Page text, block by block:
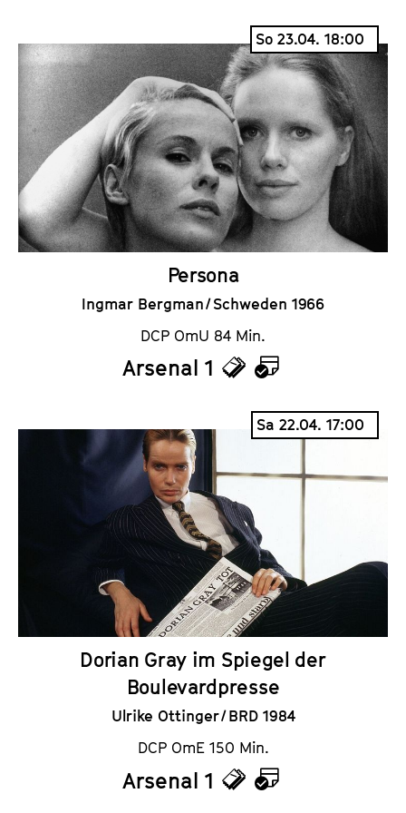
a
l
e
n
d
e
r
So 23.04. 18:00
Persona
Ingmar Bergman / Schweden 1966
DCP OmU 84 Min.
Arsenal 1
T
k
e
t
s
K
a
l
e
e
r
Sa 22.04. 17:00
Dorian Gray im Spiegel der
Boulevardpresse
Ulrike Ottinger / BRD 1984
DCP OmE 150 Min.
Arsenal 1
T
K